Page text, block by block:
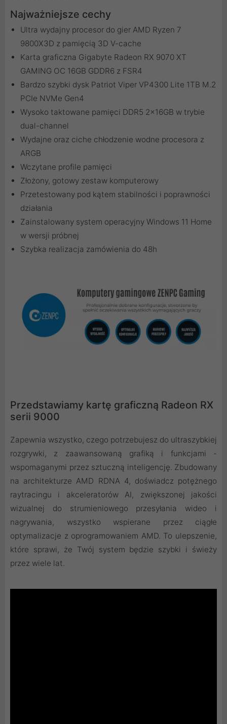
Najważniejsze cechy
Ultra wydajny procesor do gier AMD Ryzen 7
9800X3D z pamięcią 3D V-cache
Karta graficzna Gigabyte Radeon RX 9070 XT
GAMING OC 16GB GDDR6 z FSR4
Bardzo szybki dysk Patriot Viper VP4300 Lite 1TB M.2
PCIe NVMe Gen4
Wysoko taktowane pamięci DDR5 2x16GB w trybie
dual-channel
Wydajne oraz ciche chłodzenie wodne procesora z
ARGB
Wczytane profile pamięci
Złożony, gotowy zestaw komputerowy
Przetestowany pod kątem stabilności i poprawności
działania
Zainstalowany system operacyjny Windows 11 Home
w wersji próbnej
Szybka realizacja zamówienia do 48h
Przedstawiamy kartę graficzną Radeon RX
serii 9000
Zapewnia wszystko, czego potrzebujesz do ultraszybkiej
rozgrywki, z zaawansowaną grafiką i funkcjami -
wspomaganymi przez sztuczną inteligencję. Zbudowany
na architekturze AMD RDNA 4, doświadcz potężnego
raytracingu i akceleratorów AI, zwiększonej jakości
wizualnej do strumieniowego przesyłania wideo i
nagrywania, wszystko wspierane przez ciągłe
optymalizacje z oprogramowaniem AMD. To ulepszenie,
które sprawi, że Twój system będzie szybki i świeży
przez wiele lat.